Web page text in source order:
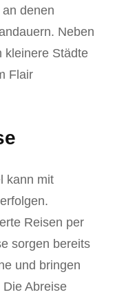
denen
Neben
kleinere Städte
Flair
kann mit
Reisen per
sorgen bereits
und bringen
Abreise